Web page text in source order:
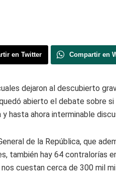
en Twitter Compartir en
dejaron al descubierto
abierto el debate sobre si
hasta ahora interminable
de la República, que
también hay 64 contralorías
cuestan cerca de 300 mil